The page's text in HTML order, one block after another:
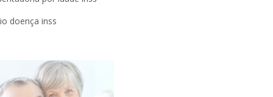
doença inss